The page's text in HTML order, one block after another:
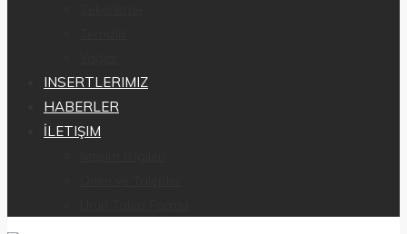
INSERTLERIMIZ
HABERLER
İLETIŞIM